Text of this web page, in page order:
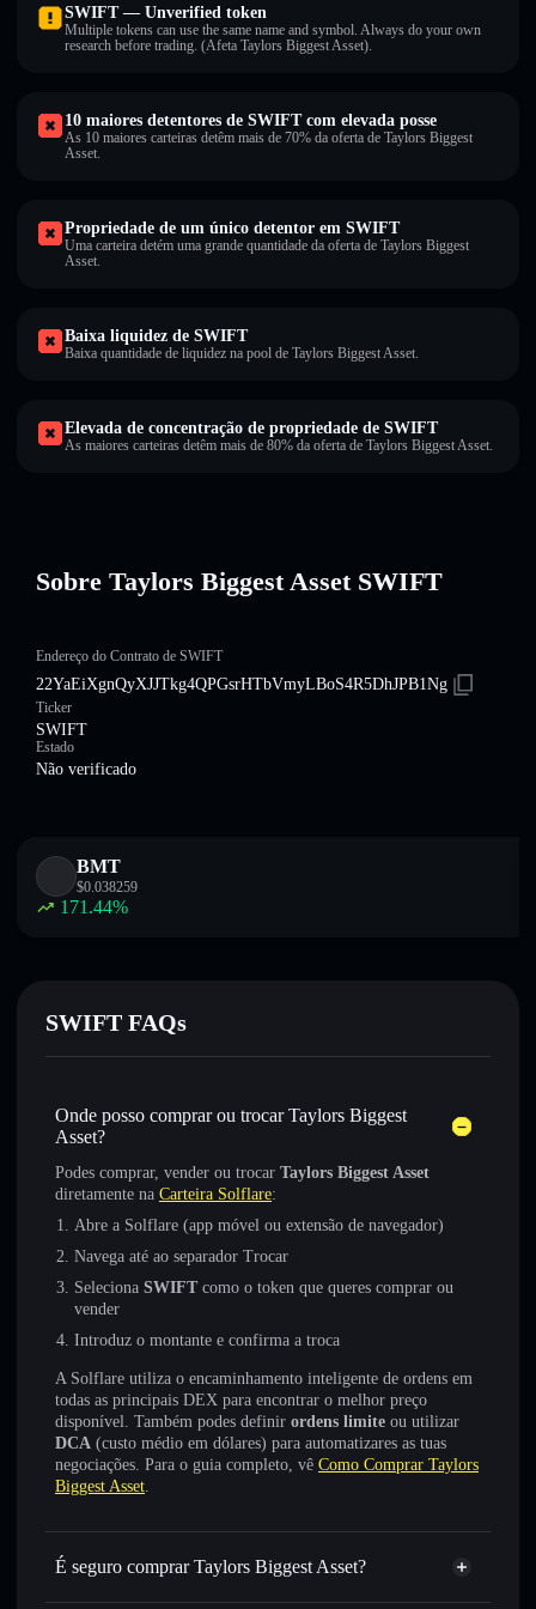
SWIFT — Unverified token
Multiple tokens can use the same name and symbol. Always do your own
research before trading. (Afeta Taylors Biggest Asset).
10 maiores detentores de SWIFT com elevada posse
As 10 maiores carteiras detêm mais de 70% da oferta de Taylors Biggest
Asset.
Propriedade de um único detentor em SWIFT
Uma carteira detém uma grande quantidade da oferta de Taylors Biggest
Asset.
Baixa liquidez de SWIFT
Baixa quantidade de liquidez na pool de Taylors Biggest Asset.
Elevada de concentração de propriedade de SWIFT
As maiores carteiras detêm mais de 80% da oferta de Taylors Biggest Asset.
Sobre Taylors Biggest Asset SWIFT
Endereço do Contrato de SWIFT
22YaEiXgnQyXJJTkg4QPGsrHTbVmyLBoS4R5DhJPB1Ng
Ticker
SWIFT
Estado
Não verificado
BMT
$0.038259
171.44%
SWIFT FAQs
Onde posso comprar ou trocar Taylors Biggest
Asset?
Podes comprar, vender ou trocar Taylors Biggest Asset
diretamente na Carteira Solflare:
Abre a Solflare (app móvel ou extensão de navegador)
Navega até ao separador Trocar
Seleciona SWIFT como o token que queres comprar ou
vender
Introduz o montante e confirma a troca
A Solflare utiliza o encaminhamento inteligente de ordens em
todas as principais DEX para encontrar o melhor preço
disponível. Também podes definir ordens limite ou utilizar
DCA (custo médio em dólares) para automatizares as tuas
negociações. Para o guia completo, vê Como Comprar Taylors
Biggest Asset.
É seguro comprar Taylors Biggest Asset?
Taylors Biggest Asset não está verificado